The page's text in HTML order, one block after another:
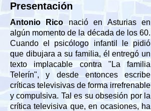
Presentación
Antonio Rico nació en Asturias en
algún momento de la década de los 60.
Cuando el psicólogo infantil le pidió
que dibujara a su familia, él entregó un
texto implacable contra "La familia
Telerín", y desde entonces escribe
críticas televisivas de forma irrefrenable
y compulsiva. Tal es su obsesión por la
crítica televisiva que, en ocasiones, ha